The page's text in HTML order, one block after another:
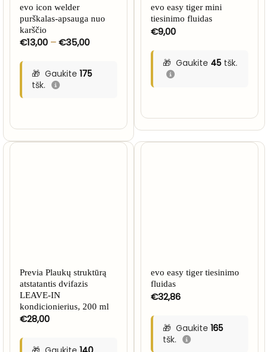
evo icon welder
purškalas-apsauga nuo
karščio
€13,00 – €35,00Price
through
€35,00
Gaukite 175
tšk.
evo easy tiger mini
tiesinimo fluidas
€9,00
Gaukite 45tšk.
Previa Plaukų struktūrą
atstatantis dvifazis
LEAVE-IN
kondicionierius, 200 ml
€28,00
evo easy tiger tiesinimo
fluidas
€32,86
Gaukite 165
tšk.